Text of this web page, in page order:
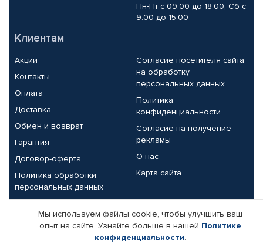
Пн-Пт с 09.00 до 18.00, Сб с
9.00 до 15.00
Клиентам
Акции
Контакты
Оплата
Доставка
Обмен и возврат
Гарантия
Договор-оферта
Политика обработки
персональных данных
Согласие посетителя сайта
на обработку
персональных данных
Политика
конфиденциальности
Согласие на получение
рекламы
О нас
Карта сайта
Партнерам
Корпоративным клиентам
Реквизиты компании
Мы используем файлы cookie, чтобы улучшить ваш
опыт на сайте. Узнайте больше в нашей Политике
конфиденциальности.